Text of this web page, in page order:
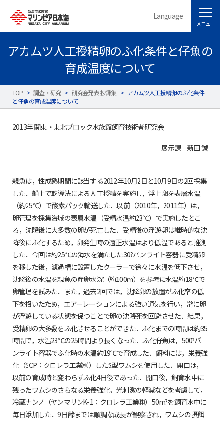
Language
メニュー
アカムツ人工授精卵のふ化条件と仔魚の
育成温度について
TOP > 調査・研究 > 研究会発表 抄録集 > アカムツ人工授精卵のふ化条件
と仔魚の育成温度について
2013年 関東・東北ブロック水族館飼育技術者研究会
展示課 新田 誠
親魚は，性成熟期間に該当する2012年10月2日と10月9日の2回採集
した．船上で乾導法による人工授精を実施し，浮上卵を表層水温
（約25℃）で酸素パック輸送した．以前（2010年，2011年）は，
卵管理を採集海域の表層水温（受精水温約23℃）で実施したとこ
ろ，沈降後に大多数の卵が死亡した．受精後の浮遊卵は継時的な沈
降後にふ化するため，卵発生時の適正水温はより低温であると推測
した．今回は約25℃の海水を満たした30?パンライト容器に受精卵
を移した後，濾過槽に設置したクーラーで徐々に水温を低下させ，
沈降後の水温を親魚の産卵水深（約100ｍ）を参考に水温約18℃で
卵管理を試みた．また，過去2回では，沈降卵の放置がふ化率の低
下を招いたため，エアーレーションによる強い通気を行い，常に卵
が浮遊している状態を保つことで卵の沈降死を回避させた．結果，
受精卵の大多数をふ化させることができた．ふ化までの時間は約35
時間で，水温23℃の25時間より長くなった．ふ化仔魚は，500?パ
ンライト容器でふ化時の水温約19℃で育成した．餌料には，栄養強
化（SCP：クロレラ工業㈱）したS型ワムシを使用した．開口は，
以前の育成時と変わらずふ化4日後であった．開口後，飼育水中に
残ったワムシのさらなる栄養強化，光刺激の軽減などを考慮して，
冷蔵ナンノ（ヤンマリンK-1：クロレラ工業㈱）50m?を飼育水中に
毎日添加した．9日齢までは順調な成長が観察され，ワムシの摂餌